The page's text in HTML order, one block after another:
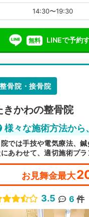
14:30〜19:30
無料 LINEで予約
整骨院・接骨院
きかわの整骨院
様々な施術方法か
では手技や電気療法、
あわせて、適切施術プラ
お見舞金最大
3.5 6 件